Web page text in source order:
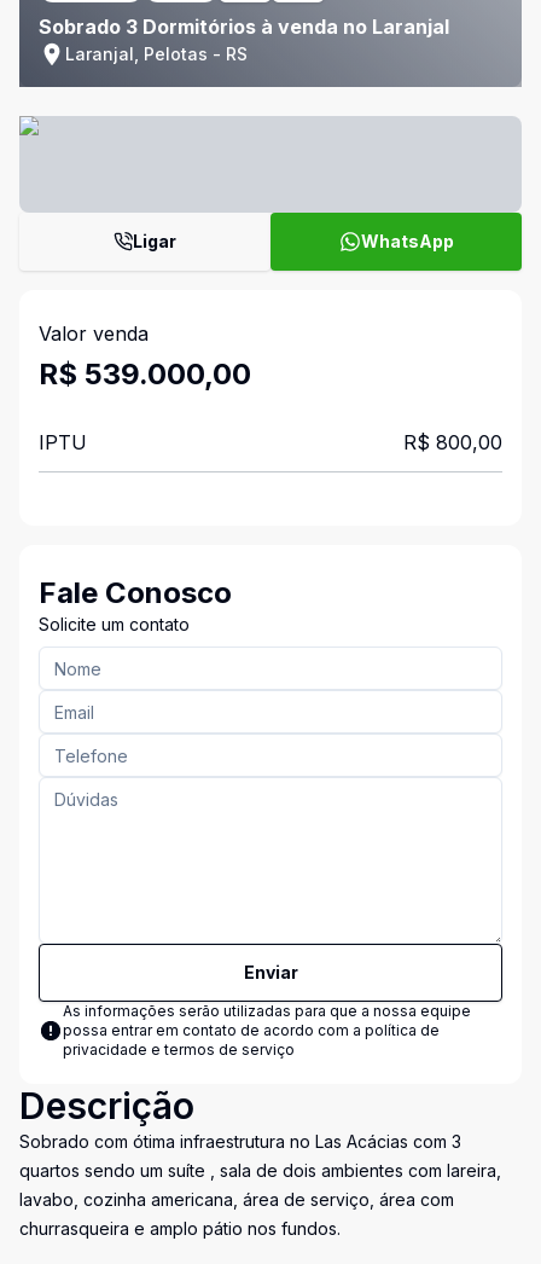
Sobrado 3 Dormitórios à venda no Laranjal
Laranjal, Pelotas - RS
Ligar WhatsApp
Valor venda
R$ 539.000,00
IPTU R$ 800,00
Fale Conosco
Solicite um contato
Enviar
As informações serão utilizadas para que a nossa equipe
possa entrar em contato de acordo com a política de
privacidade e termos de serviço
Descrição
Sobrado com ótima infraestrutura no Las Acácias com 3
quartos sendo um suíte , sala de dois ambientes com lareira,
lavabo, cozinha americana, área de serviço, área com
churrasqueira e amplo pátio nos fundos.